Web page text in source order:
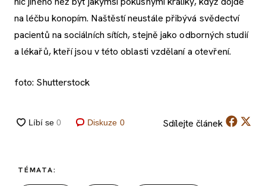
na léčbu konopím. Naštěstí neustále přibývá svědectví
pacientů na sociálních sítích, stejně jako odborných studií
a lékařů, kteří jsou v této oblasti vzdělaní a otevření.
foto: Shutterstock
Diskuze 0 Sdílejte článek
TÉMATA: